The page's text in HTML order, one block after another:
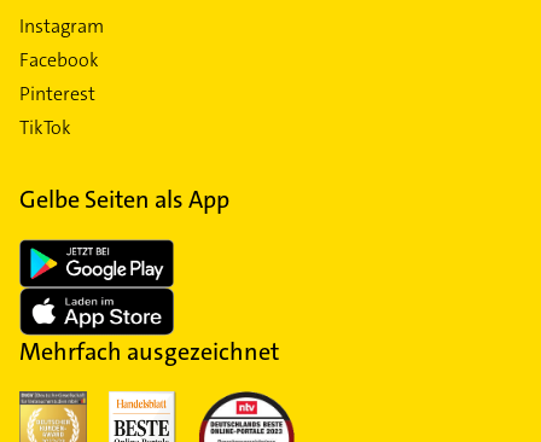
Instagram
Facebook
Pinterest
TikTok
Gelbe Seiten als App
Mehrfach ausgezeichnet